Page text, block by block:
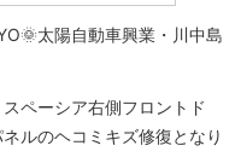
太陽自動車興業・川中島
ペーシア右側フロントド
ルのヘコミキズ修復となり